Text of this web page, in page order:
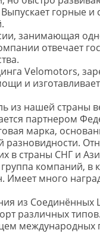
горные
занимающая
отвечает
Velomotors,
и
из нашей страны
партнером
марка,
в страны СНГ и
компаний, в
много
из Соединённых
различных
международных